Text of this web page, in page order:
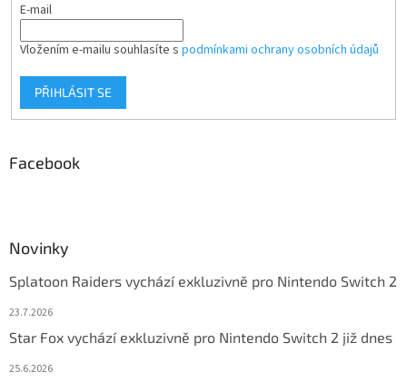
E-mail
Vložením e-mailu souhlasíte s podmínkami ochrany osobních údajů
PŘIHLÁSIT SE
Facebook
Novinky
Splatoon Raiders vychází exkluzivně pro Nintendo Switch 2
23.7.2026
Star Fox vychází exkluzivně pro Nintendo Switch 2 již dnes
25.6.2026